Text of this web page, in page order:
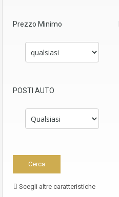
Prezzo Minimo
POSTI AUTO
Scegli altre caratteristiche